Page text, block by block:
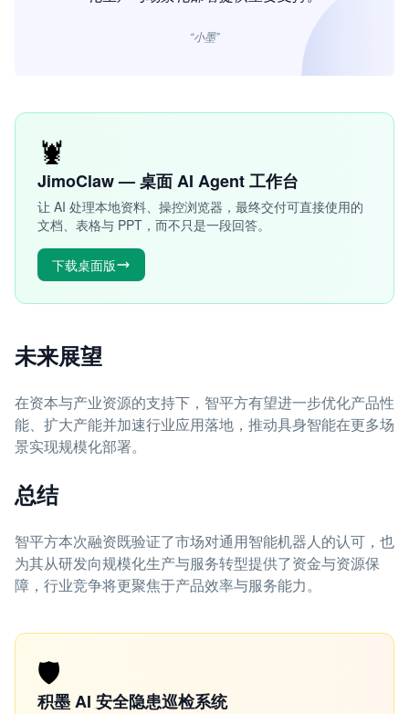
“小墨”
🦞
JimoClaw — 桌面 AI Agent 工作台
让 AI 处理本地资料、操控浏览器，最终交付可直接使用的
文档、表格与 PPT，而不只是一段回答。
下载桌面版
未来展望
在资本与产业资源的支持下，智平方有望进一步优化产品性
能、扩大产能并加速行业应用落地，推动具身智能在更多场
景实现规模化部署。
总结
智平方本次融资既验证了市场对通用智能机器人的认可，也
为其从研发向规模化生产与服务转型提供了资金与资源保
障，行业竞争将更聚焦于产品效率与服务能力。
🛡️
积墨 AI 安全隐患巡检系统